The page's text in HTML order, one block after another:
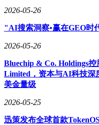
2026-05-26
"AI搜索洞察•赢在GEO时
2026-05-26
Bluechip & Co. Holdings
Limited，资本与AI科技深
美金量级
2026-05-25
迅策发布全球首款